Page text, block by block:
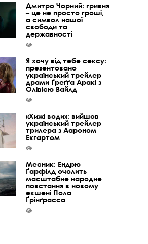
Дмитро Чорний: гривня
– це не просто гроші,
а символ нашої
свободи та
державності
Я хочу від тебе сексу:
презентовано
український трейлер
драми Ґреґґа Аракі з
Олівією Вайлд
«Хижі води»: вийшов
український трейлер
трилера з Аароном
Екгартом
Месник: Ендрю
Ґарфілд очолить
масштабне народне
повстання в новому
екшені Пола
Ґрінґрасса